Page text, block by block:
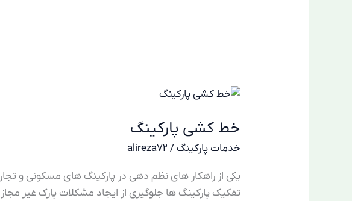
خط کشی پارکینگ
خدمات پارکینگ/
alireza72
یکی از راهکار های نظم دهی در پارکینگ های مسکونی و
تفکیک پارکینگ ها جلوگیری از ایجاد مشکلات پارک غیر
خط
پارکینگ